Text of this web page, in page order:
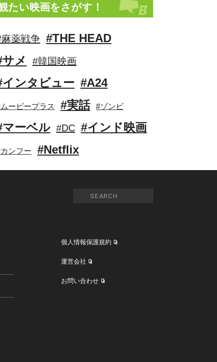
たい映画をさがす！
薬戦争 #THE HEAD
サメ
#韓国映画
インタビュー #A24
ービープラス #実話 #ゾンビ
マーベル #DC #インド映画
ンフー #Netflix
個人情報保護規約
運営会社
お問い合わせ